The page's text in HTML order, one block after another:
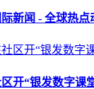
新闻 - 全球热点
开“银发数字课